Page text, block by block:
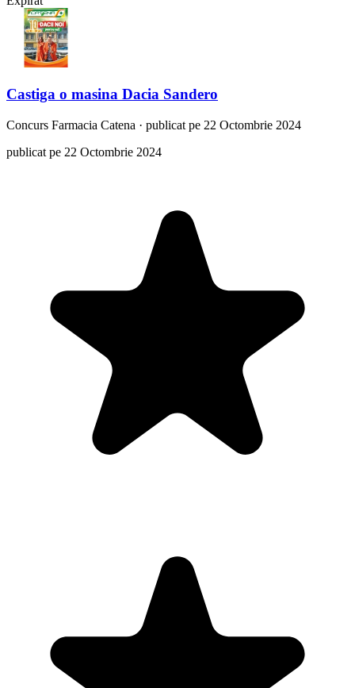
Castiga o masina Dacia Sandero
Concurs Farmacia Catena · publicat pe 22 Octombrie 2024
publicat pe 22 Octombrie 2024